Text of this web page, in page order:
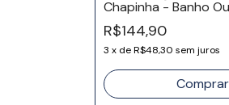
Chapinha - Banho
R$144,90
3 x deR$48,30 sem juros